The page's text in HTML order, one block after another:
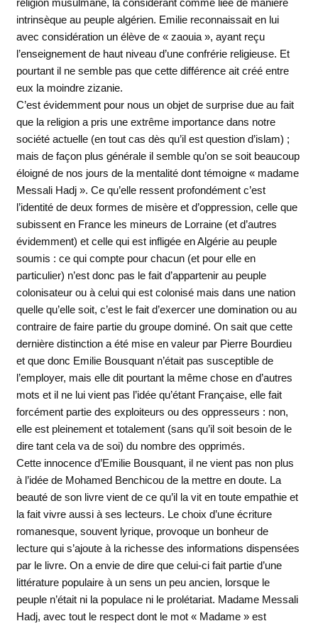
intrinsèque au peuple algérien. Emilie reconnaissait en lui
avec considération un élève de « zaouia », ayant reçu
l’enseignement de haut niveau d’une confrérie religieuse. Et
pourtant il ne semble pas que cette différence ait créé entre
eux la moindre zizanie.
C’est évidemment pour nous un objet de surprise due au fait
que la religion a pris une extrême importance dans notre
société actuelle (en tout cas dès qu’il est question d’islam) ;
mais de façon plus générale il semble qu’on se soit beaucoup
éloigné de nos jours de la mentalité dont témoigne « madame
Messali Hadj ». Ce qu’elle ressent profondément c’est
l’identité de deux formes de misère et d’oppression, celle que
subissent en France les mineurs de Lorraine (et d’autres
évidemment) et celle qui est infligée en Algérie au peuple
soumis : ce qui compte pour chacun (et pour elle en
particulier) n’est donc pas le fait d’appartenir au peuple
colonisateur ou à celui qui est colonisé mais dans une nation
quelle qu’elle soit, c’est le fait d’exercer une domination ou au
contraire de faire partie du groupe dominé. On sait que cette
dernière distinction a été mise en valeur par Pierre Bourdieu
et que donc Emilie Bousquant n’était pas susceptible de
l’employer, mais elle dit pourtant la même chose en d’autres
mots et il ne lui vient pas l’idée qu’étant Française, elle fait
forcément partie des exploiteurs ou des oppresseurs : non,
elle est pleinement et totalement (sans qu’il soit besoin de le
dire tant cela va de soi) du nombre des opprimés.
Cette innocence d’Emilie Bousquant, il ne vient pas non plus
à l’idée de Mohamed Benchicou de la mettre en doute. La
beauté de son livre vient de ce qu’il la vit en toute empathie et
la fait vivre aussi à ses lecteurs. Le choix d’une écriture
romanesque, souvent lyrique, provoque un bonheur de
lecture qui s’ajoute à la richesse des informations dispensées
par le livre. On a envie de dire que celui-ci fait partie d’une
littérature populaire à un sens un peu ancien, lorsque le
peuple n’était ni la populace ni le prolétariat. Madame Messali
Hadj, avec tout le respect dont le mot « Madame » est